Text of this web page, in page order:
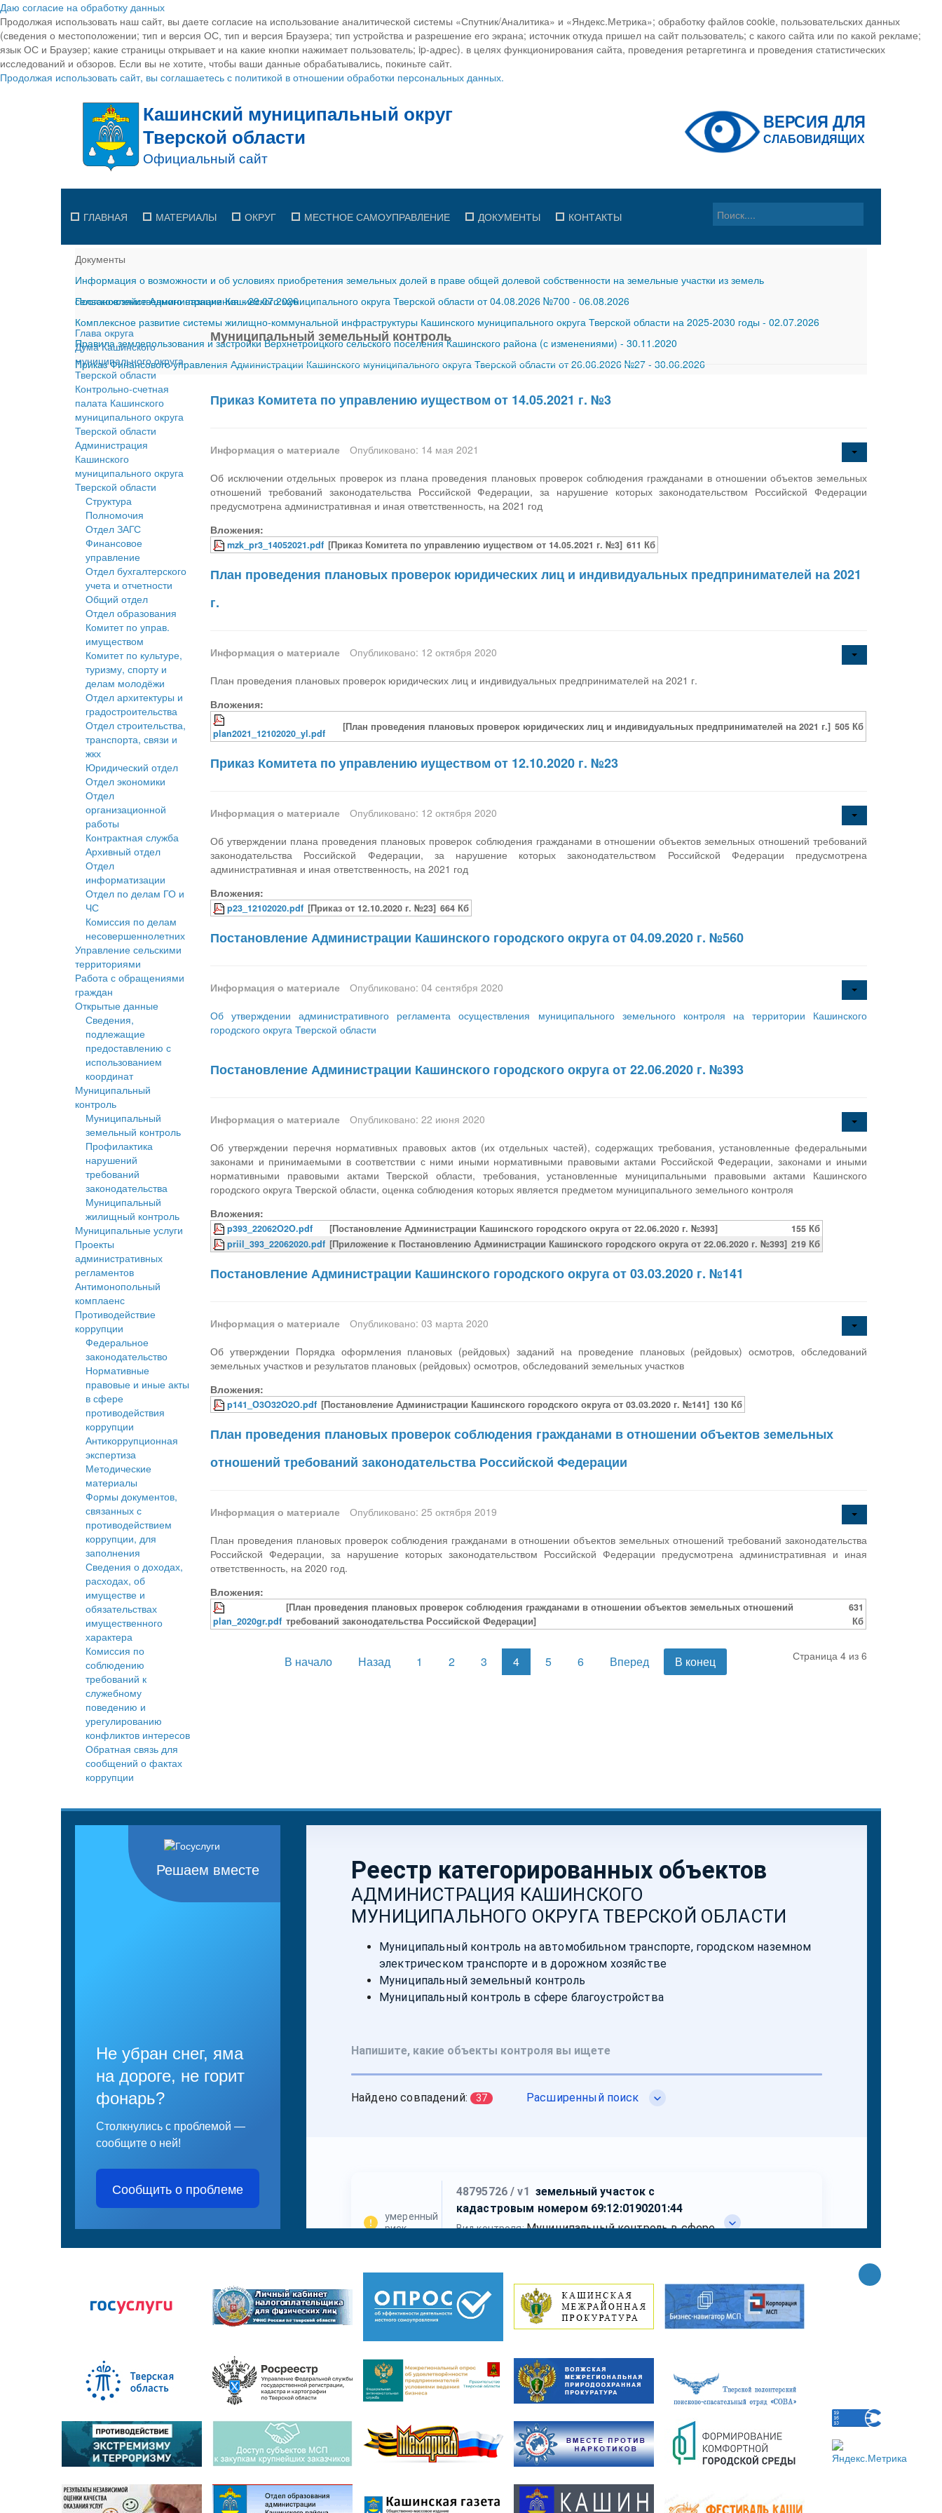
Даю согласие на обработку данных
Продолжая использовать наш сайт, вы даете согласие на использование аналитической системы «Спутник/Аналитика» и «Яндекс.Метрика»; обработку файлов cookie, пользовательских данных
(сведения о местоположении; тип и версия ОС, тип и версия Браузера; тип устройства и разрешение его экрана; источник откуда пришел на сайт пользователь; с какого сайта или по какой рекламе;
язык ОС и Браузер; какие страницы открывает и на какие кнопки нажимает пользователь; ip-адрес). в целях функционирования сайта, проведения ретаргетинга и проведения статистических
исследований и обзоров. Если вы не хотите, чтобы ваши данные обрабатывались, покиньте сайт.
Продолжая использовать сайт, вы соглашаетесь с политикой в отношении обработки персональных данных.
ГЛАВНАЯ МАТЕРИАЛЫ ОКРУГ МЕСТНОЕ САМОУПРАВЛЕНИЕ ДОКУМЕНТЫ КОНТАКТЫ
Документы
Информация о возможности и об условиях приобретения земельных долей в праве общей долевой собственности на земельные участки из земель
сельскохозяйственного назначения-29.07.2026
Постановление Администрации Кашинского муниципального округа Тверской области от 04.08.2026 №700 - 06.08.2026
Комплексное развитие системы жилищно-коммунальной инфраструктуры Кашинского муниципального округа Тверской области на 2025-2030 годы - 02.07.2026
Правила землепользования и застройки Верхнетроицкого сельского поселения Кашинского района (с изменениями) - 30.11.2020
Приказ Финансового управления Администрации Кашинского муниципального округа Тверской области от 26.06.2026 №27 - 30.06.2026
Глава округа
Дума Кашинского
муниципального округа
Тверской области
Контрольно-счетная
палата Кашинского
муниципального округа
Тверской области
Администрация
Кашинского
муниципального округа
Тверской области
Структура
Полномочия
Отдел ЗАГС
Финансовое
управление
Отдел бухгалтерского
учета и отчетности
Общий отдел
Отдел образования
Комитет по управ.
имуществом
Комитет по культуре,
туризму, спорту и
делам молодёжи
Отдел архитектуры и
градостроительства
Отдел строительства,
транспорта, связи и
жкх
Юридический отдел
Отдел экономики
Отдел
организационной
работы
Контрактная служба
Архивный отдел
Отдел
информатизации
Отдел по делам ГО и
ЧС
Комиссия по делам
несовершеннолетних
Управление сельскими
территориями
Работа с обращениями
граждан
Открытые данные
Сведения,
подлежащие
предоставлению с
использованием
координат
Муниципальный
контроль
Муниципальный
земельный контроль
Профилактика
нарушений
требований
законодательства
Муниципальный
жилищный контроль
Муниципальные услуги
Проекты
административных
регламентов
Антимонопольный
комплаенс
Противодействие
коррупции
Федеральное
законодательство
Нормативные
правовые и иные акты
в сфере
противодействия
коррупции
Антикоррупционная
экспертиза
Методические
материалы
Формы документов,
связанных с
противодействием
коррупции, для
заполнения
Сведения о доходах,
расходах, об
имуществе и
обязательствах
имущественного
характера
Комиссия по
соблюдению
требований к
служебному
поведению и
урегулированию
конфликтов интересов
Обратная связь для
сообщений о фактах
коррупции
Муниципальный земельный контроль
Приказ Комитета по управлению иуществом от 14.05.2021 г. №3
Информация о материале
Опубликовано: 14 мая 2021
Об исключении отдельных проверок из плана проведения плановых проверок соблюдения гражданами в отношении объектов земельных
отношений требований законодательства Российской Федерации, за нарушение которых законодательством Российской Федерации
предусмотрена административная и иная ответственность, на 2021 год
Вложения:
mzk_pr3_14052021.pdf [Приказ Комитета по управлению иуществом от 14.05.2021 г. №3] 611 Кб
План проведения плановых проверок юридических лиц и индивидуальных предпринимателей на 2021
г.
Информация о материале
Опубликовано: 12 октября 2020
План проведения плановых проверок юридических лиц и индивидуальных предпринимателей на 2021 г.
Вложения:
plan2021_12102020_yl.pdf
[План проведения плановых проверок юридических лиц и индивидуальных предпринимателей на 2021 г.] 505 Кб
Приказ Комитета по управлению иуществом от 12.10.2020 г. №23
Информация о материале
Опубликовано: 12 октября 2020
Об утверждении плана проведения плановых проверок соблюдения гражданами в отношении объектов земельных отношений требований
законодательства Российской Федерации, за нарушение которых законодательством Российской Федерации предусмотрена
административная и иная ответственность, на 2021 год
Вложения:
p23_12102020.pdf [Приказ от 12.10.2020 г. №23] 664 Кб
Постановление Администрации Кашинского городского округа от 04.09.2020 г. №560
Информация о материале
Опубликовано: 04 сентября 2020
Об утверждении административного регламента осуществления муниципального земельного контроля на территории Кашинского
городского округа Тверской области
Постановление Администрации Кашинского городского округа от 22.06.2020 г. №393
Информация о материале
Опубликовано: 22 июня 2020
Об утверждении перечня нормативных правовых актов (их отдельных частей), содержащих требования, установленные федеральными
законами и принимаемыми в соответствии с ними иными нормативными правовыми актами Российской Федерации, законами и иными
нормативными правовыми актами Тверской области, требования, установленные муниципальными правовыми актами Кашинского
городского округа Тверской области, оценка соблюдения которых является предметом муниципального земельного контроля
Вложения:
p393_22062O2O.pdf [Постановление Администрации Кашинского городского округа от 22.06.2020 г. №393]
155 Кб
priil_393_22062020.pdf [Приложение к Постановлению Администрации Кашинского городского округа от 22.06.2020 г. №393] 219 Кб
Постановление Администрации Кашинского городского округа от 03.03.2020 г. №141
Информация о материале
Опубликовано: 03 марта 2020
Об утверждении Порядка оформления плановых (рейдовых) заданий на проведение плановых (рейдовых) осмотров, обследований
земельных участков и результатов плановых (рейдовых) осмотров, обследований земельных участков
Вложения:
p141_O3O32O2O.pdf [Постановление Администрации Кашинского городского округа от 03.03.2020 г. №141] 130 Кб
План проведения плановых проверок соблюдения гражданами в отношении объектов земельных
отношений требований законодательства Российской Федерации
Информация о материале
Опубликовано: 25 октября 2019
План проведения плановых проверок соблюдения гражданами в отношении объектов земельных отношений требований законодательства
Российской Федерации, за нарушение которых законодательством Российской Федерации предусмотрена административная и иная
ответственность, на 2020 год.
Вложения:
plan_2020gr.pdf
[План проведения плановых проверок соблюдения гражданами в отношении объектов земельных отношений
требований законодательства Российской Федерации]
631
Кб
Страница 4 из 6
В начало Назад 1 2 3 4 5 6 Вперед В конец
Решаем вместе
Не убран снег, яма
на дороге, не горит
фонарь?
Столкнулись с проблемой —
сообщите о ней!
Сообщить о проблеме